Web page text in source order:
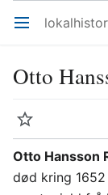
Åpne hovedmenyen
Otto
Overvåk
Otto Hansson
død kring